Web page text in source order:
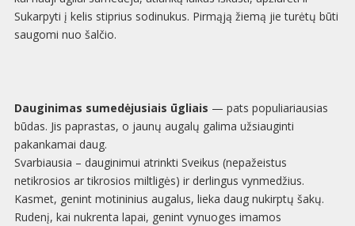
Sukarpyti į kelis stiprius sodinukus. Pirmąją žiemą jie turėtų būti
saugomi nuo šalčio.
Dauginimas sumedėjusiais ūgliais — pats populiariausias
būdas. Jis paprastas, o jaunų augalų galima užsiauginti
pakankamai daug.
Svarbiausia – dauginimui atrinkti Sveikus (nepažeistus
netikrosios ar tikrosios miltligės) ir derlingus vynmedžius.
Kasmet, genint motininius augalus, lieka daug nukirptų šakų.
Rudenį, kai nukrenta lapai, genint vynuoges imamos